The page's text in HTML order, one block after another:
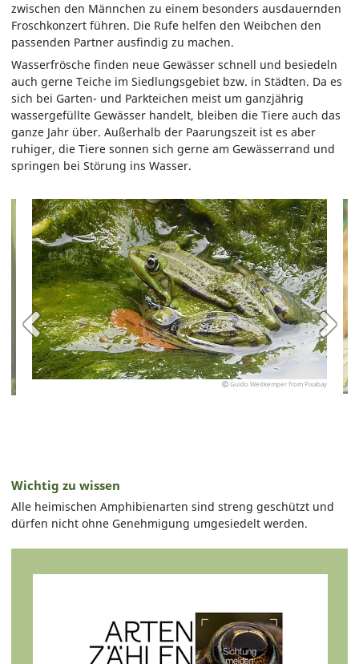
zwischen den Männchen zu einem besonders ausdauernden
Froschkonzert führen. Die Rufe helfen den Weibchen den
passenden Partner ausfindig zu machen.
Wasserfrösche finden neue Gewässer schnell und besiedeln
auch gerne Teiche im Siedlungsgebiet bzw. in Städten. Da es
sich bei Garten- und Parkteichen meist um ganzjährig
wassergefüllte Gewässer handelt, bleiben die Tiere auch das
ganze Jahr über. Außerhalb der Paarungszeit ist es aber
ruhiger, die Tiere sonnen sich gerne am Gewässerrand und
springen bei Störung ins Wasser.
Guido Weitkemper from Pixabay
Wichtig zu wissen
Alle heimischen Amphibienarten sind streng geschützt und
dürfen nicht ohne Genehmigung umgesiedelt werden.